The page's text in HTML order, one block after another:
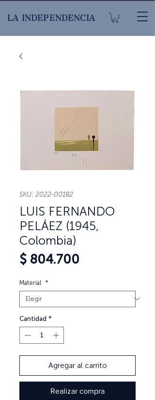
LA INDEPENDENCIA
SKU: 2022-00182
LUIS FERNANDO
PELÁEZ (1945,
Colombia)
$ 804.700
Material *
Cantidad *
Agregar al carrito
Realizar compra